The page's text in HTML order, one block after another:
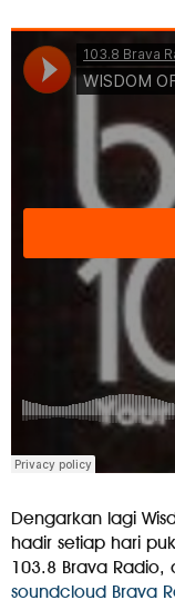
Dengarkan lagi
hadir setiap hari
103.8 Brava
soundcloud Brava